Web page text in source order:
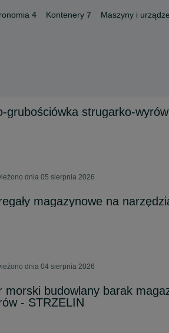
4 Kontenery 7 Maszyny i
grubościówka strugarko-
dnia 05 sierpnia 2026
magazynowe na
dnia 04 sierpnia 2026
morski budowlany barak
- STRZELIN